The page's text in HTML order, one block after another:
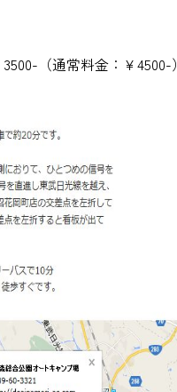
（通常料金：￥4500-）